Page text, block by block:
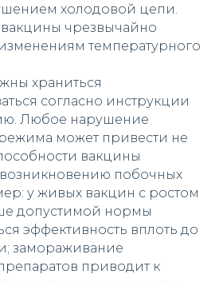
холодовой цепи.
вакцины чрезвычайно
температурного
храниться
согласно инструкции
Любое нарушение
может привести не
вакцины
побочных
у живых вакцин с ростом
допустимой нормы
эффективность вплоть до
замораживание
приводит к